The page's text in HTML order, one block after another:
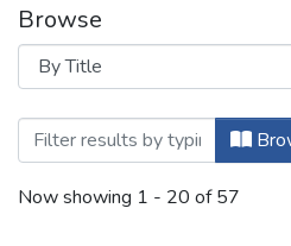
Browse
Browsing Maestría
Now showing 1 - 20 of 57